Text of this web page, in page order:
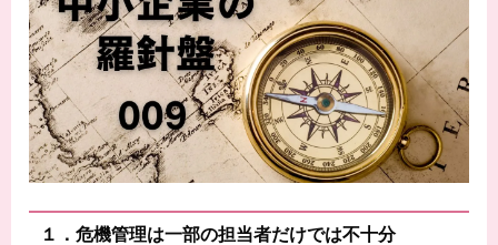
１．危機管理は一部の担当者だけでは不十分